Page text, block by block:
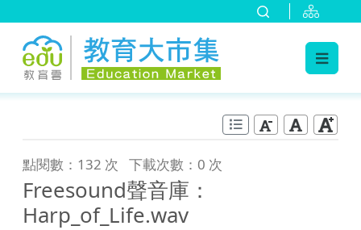
點閱數：132 次 下載次數：0 次
Freesound聲音庫：
Harp_of_Life.wav